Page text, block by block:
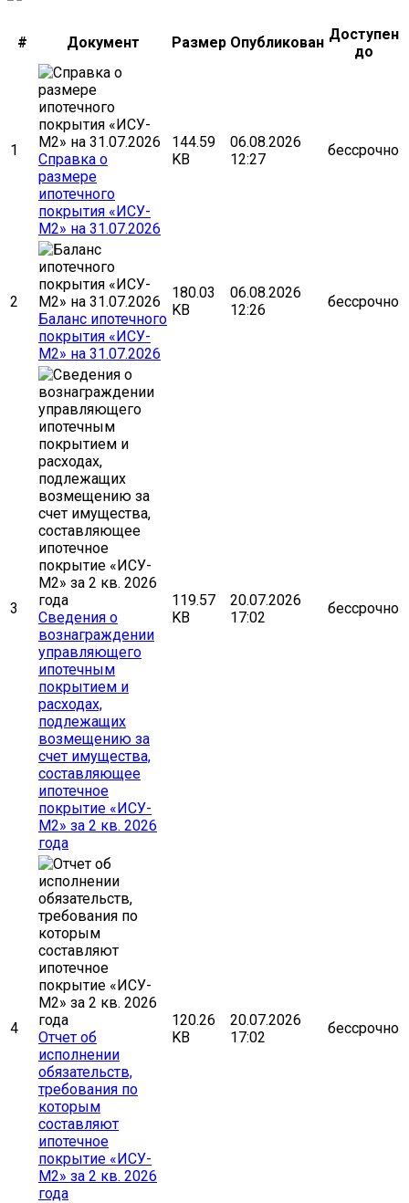
# Документ Размер Опубликован Доступен
до
1
Cправка о
размере
ипотечного
покрытия «ИСУ-
М2» на 31.07.2026
144.59
KB
06.08.2026
12:27
бессрочно
2
Баланс ипотечного
покрытия «ИСУ-
М2» на 31.07.2026
180.03
KB
06.08.2026
12:26
бессрочно
3
Сведения о
вознаграждении
управляющего
ипотечным
покрытием и
расходах,
подлежащих
возмещению за
счет имущества,
составляющее
ипотечное
покрытие «ИСУ-
М2» за 2 кв. 2026
года
119.57
KB
20.07.2026
17:02
бессрочно
4
Отчет об
исполнении
обязательств,
требования по
которым
составляют
ипотечное
покрытие «ИСУ-
М2» за 2 кв. 2026
года
120.26
KB
20.07.2026
17:02
бессрочно